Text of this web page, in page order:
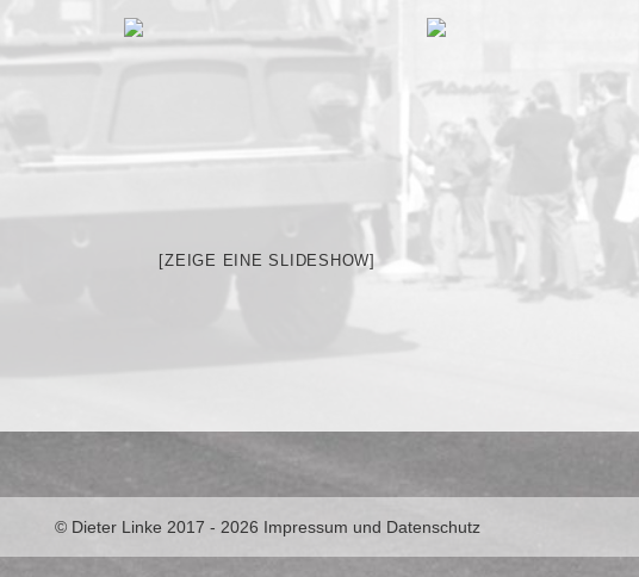
[ZEIGE EINE SLIDESHOW]
© Dieter Linke 2017 - 2026 Impressum und Datenschutz